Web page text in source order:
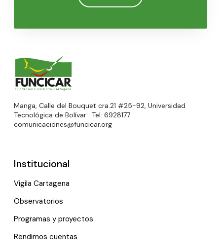
Manga, Calle del Bouquet cra.21 #25-92, Universidad
Tecnológica de Bolívar · Tel: 6928177 ·
comunicaciones@funcicar.org
Institucional
Vigila Cartagena
Observatorios
Programas y proyectos
Rendimos cuentas